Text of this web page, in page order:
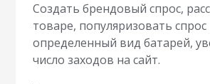
Создать брендовый спрос,
товаре, популяризовать спрос
определенный вид батарей,
число заходов на сайт.